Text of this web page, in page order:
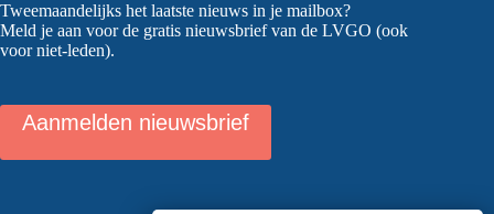
Tweemaandelijks het laatste nieuws in je mailbox?
Meld je aan voor de gratis nieuwsbrief van de LVGO (ook
voor niet-leden).
Aanmelden nieuwsbrief